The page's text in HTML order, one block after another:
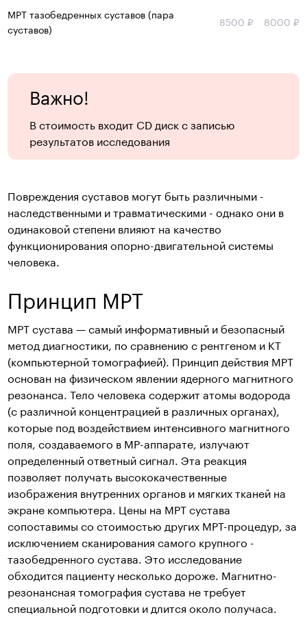
МРТ тазобедренных суставов (пара
суставов)
8500 ₽ 8000 ₽
Важно!
В стоимость входит CD диск с записью
результатов исследования
Повреждения суставов могут быть различными -
наследственными и травматическими - однако они в
одинаковой степени влияют на качество
функционирования опорно-двигательной системы
человека.
Принцип МРТ
МРТ сустава — самый информативный и безопасный
метод диагностики, по сравнению с рентгеном и КТ
(компьютерной томографией). Принцип действия МРТ
основан на физическом явлении ядерного магнитного
резонанса. Тело человека содержит атомы водорода
(с различной концентрацией в различных органах),
которые под воздействием интенсивного магнитного
поля, создаваемого в МР-аппарате, излучают
определенный ответный сигнал. Эта реакция
позволяет получать высококачественные
изображения внутренних органов и мягких тканей на
экране компьютера. Цены на МРТ сустава
сопоставимы со стоимостью других МРТ-процедур, за
исключением сканирования самого крупного -
тазобедренного сустава. Это исследование
обходится пациенту несколько дороже. Магнитно-
резонансная томография сустава не требует
специальной подготовки и длится около получаса.